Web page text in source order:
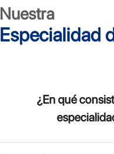
Nuestra
Especialidad
¿En qué